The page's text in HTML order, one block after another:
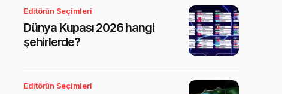
Editörün Seçimleri
Dünya Kupası 2026 hangi
şehirlerde?
Editörün Seçimleri